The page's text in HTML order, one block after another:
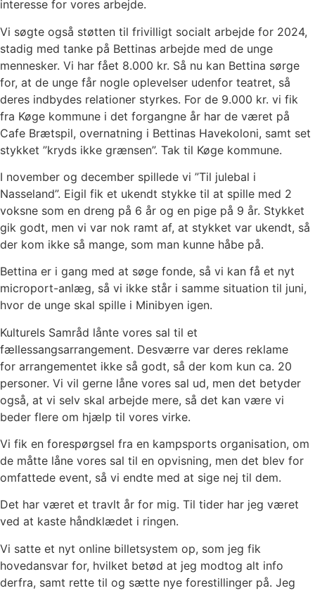
interesse for vores arbejde.
Vi søgte også støtten til frivilligt socialt arbejde for 2024,
stadig med tanke på Bettinas arbejde med de unge
mennesker. Vi har fået 8.000 kr. Så nu kan Bettina sørge
for, at de unge får nogle oplevelser udenfor teatret, så
deres indbydes relationer styrkes. For de 9.000 kr. vi fik
fra Køge kommune i det forgangne år har de været på
Cafe Brætspil, overnatning i Bettinas Havekoloni, samt set
stykket ”kryds ikke grænsen”. Tak til Køge kommune.
I november og december spillede vi ”Til julebal i
Nasseland”. Eigil fik et ukendt stykke til at spille med 2
voksne som en dreng på 6 år og en pige på 9 år. Stykket
gik godt, men vi var nok ramt af, at stykket var ukendt, så
der kom ikke så mange, som man kunne håbe på.
Bettina er i gang med at søge fonde, så vi kan få et nyt
microport-anlæg, så vi ikke står i samme situation til juni,
hvor de unge skal spille i Minibyen igen.
Kulturels Samråd lånte vores sal til et
fællessangsarrangement. Desværre var deres reklame
for arrangementet ikke så godt, så der kom kun ca. 20
personer. Vi vil gerne låne vores sal ud, men det betyder
også, at vi selv skal arbejde mere, så det kan være vi
beder flere om hjælp til vores virke.
Vi fik en forespørgsel fra en kampsports organisation, om
de måtte låne vores sal til en opvisning, men det blev for
omfattede event, så vi endte med at sige nej til dem.
Det har været et travlt år for mig. Til tider har jeg været
ved at kaste håndklædet i ringen.
Vi satte et nyt online billetsystem op, som jeg fik
hovedansvar for, hvilket betød at jeg modtog alt info
derfra, samt rette til og sætte nye forestillinger på. Jeg